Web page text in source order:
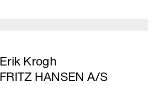
Erik Krogh
FRITZ HANSEN A/S